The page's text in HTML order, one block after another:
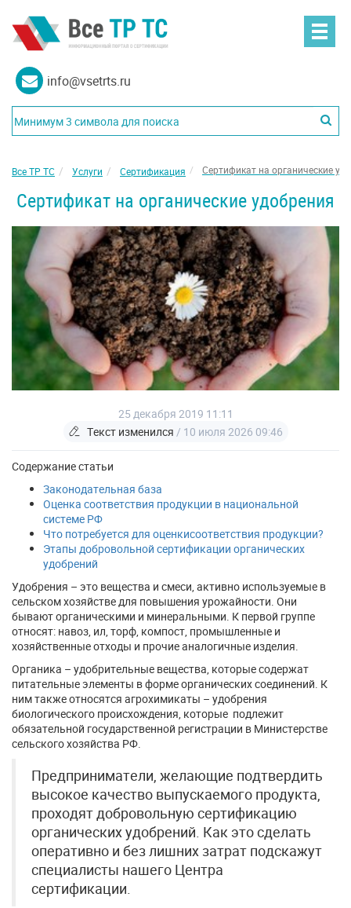
info@vsetrts.ru
Все ТР ТС Услуги Сертификация Сертификат на органические
Сертификат на органические удобрения
25 декабря 2019 11:11
Текст изменился / 10 июля 2026 09:46
Содержание статьи
Законодательная база
Оценка соответствия продукции в национальной
системе РФ
Что потребуется для оценкисоответствия продукции?
Этапы добровольной сертификации органических
удобрений
Удобрения – это вещества и смеси, активно используемые в
сельском хозяйстве для повышения урожайности. Они
бывают органическими и минеральными. К первой группе
относят: навоз, ил, торф, компост, промышленные и
хозяйственные отходы и прочие аналогичные изделия.
Органика – удобрительные вещества, которые содержат
питательные элементы в форме органических соединений. К
ним также относятся агрохимикаты – удобрения
биологического происхождения, которые подлежит
обязательной государственной регистрации в Министерстве
сельского хозяйства РФ.
Предприниматели, желающие подтвердить
высокое качество выпускаемого продукта,
проходят добровольную сертификацию
органических удобрений. Как это сделать
оперативно и без лишних затрат подскажут
специалисты нашего Центра
сертификации.